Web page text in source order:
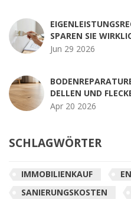
SPAREN SIE
Jun 29 2026
DELLEN UND
Apr 20 2026
SCHLAGWÖRTER
IMMOBILIENKAUF
SANIERUNGSKOSTEN